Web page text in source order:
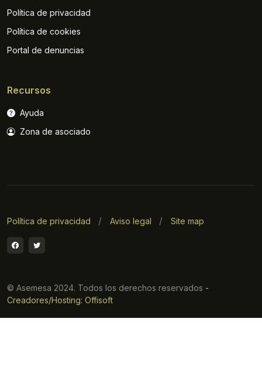
Política de privacidad
Política de cookies
Portal de denuncias
Recursos
Ayuda
Zona de asociado
Política de privacidad Aviso legal Site map
© Asemesa 2024. Todos los derechos reservados -
Creadores/Hosting: Offisoft